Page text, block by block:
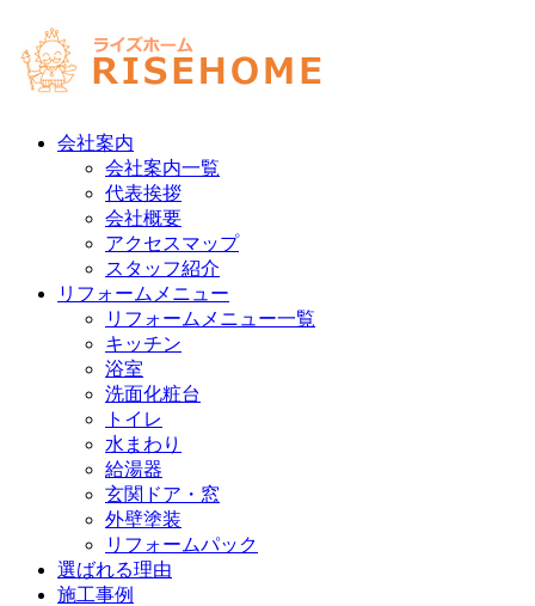
会社案内
会社案内一覧
代表挨拶
会社概要
アクセスマップ
スタッフ紹介
リフォームメニュー
リフォームメニュー一覧
キッチン
浴室
洗面化粧台
トイレ
水まわり
給湯器
玄関ドア・窓
外壁塗装
リフォームパック
選ばれる理由
施工事例